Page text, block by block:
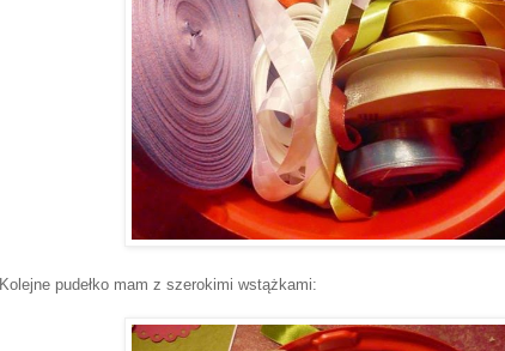
Kolejne pudełko mam z szerokimi wstążkami: